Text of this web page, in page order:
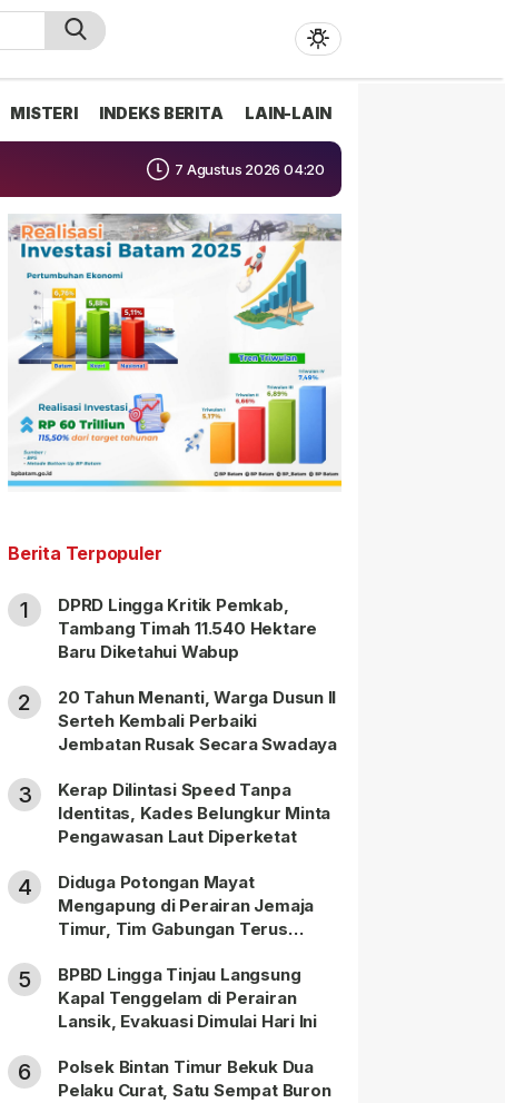
MISTERI INDEKS BERITA LAIN-LAIN
7 Agustus 2026 04:20
Berita Terpopuler
1
DPRD Lingga Kritik Pemkab,
Tambang Timah 11.540 Hektare
Baru Diketahui Wabup
2
20 Tahun Menanti, Warga Dusun II
Serteh Kembali Perbaiki
Jembatan Rusak Secara Swadaya
3
Kerap Dilintasi Speed Tanpa
Identitas, Kades Belungkur Minta
Pengawasan Laut Diperketat
4
Diduga Potongan Mayat
Mengapung di Perairan Jemaja
Timur, Tim Gabungan Terus
5
BPBD Lingga Tinjau Langsung
Kapal Tenggelam di Perairan
Lansik, Evakuasi Dimulai Hari Ini
6
Polsek Bintan Timur Bekuk Dua
Pelaku Curat, Satu Sempat Buron